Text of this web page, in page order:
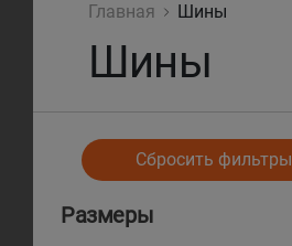
Главная Шины
Шины
Сбросить фильтры
Размеры